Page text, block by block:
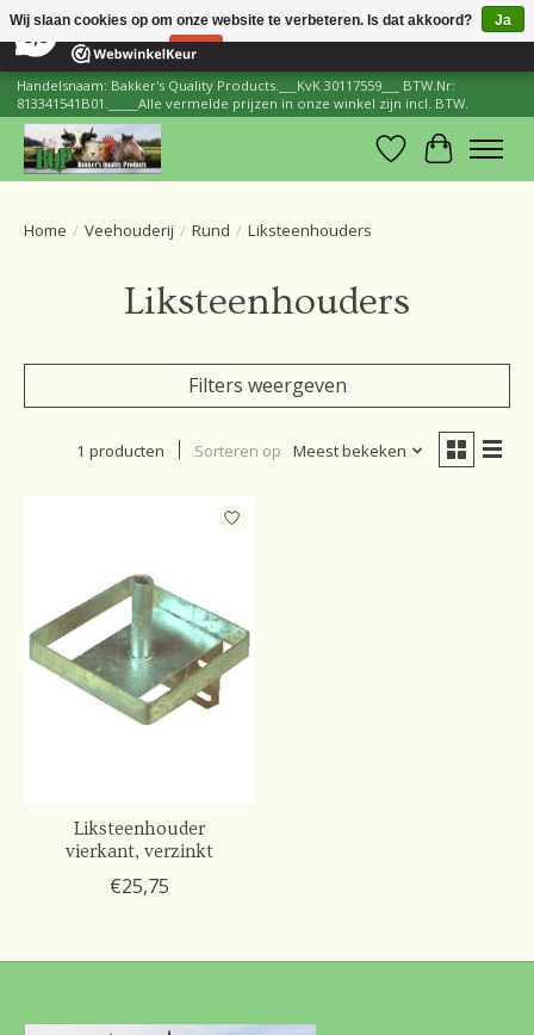
206 Reviews ×
Handelsnaam: Bakker's Quality Products.___KvK 30117559___ BTW.Nr:
813341541B01._____Alle vermelde prijzen in onze winkel zijn incl. BTW.
Verlanglijst
Home / Veehouderij / Rund / Liksteenhouders
Liksteenhouders
Filters weergeven
1 producten Sorteren op Meest bekeken
Liksteenhouder
vierkant, verzinkt
€25,75
Wij slaan cookies op om onze website te verbeteren. Is dat akkoord?
Ja
Nee